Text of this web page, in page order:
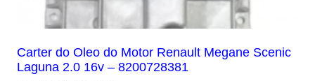
Carter do Oleo do Motor Renault Megane Scenic
Laguna 2.0 16v – 8200728381